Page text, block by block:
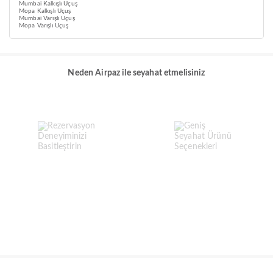
Mumbai Kalkışlı Uçuş
Mopa Kalkışlı Uçuş
Mumbai Varışlı Uçuş
Mopa Varışlı Uçuş
Neden Airpaz ile seyahat etmelisiniz